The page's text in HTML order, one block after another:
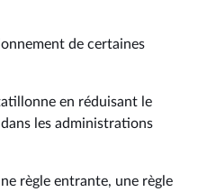
de certaines
en réduisant le
les administrations
règle entrante, une règle